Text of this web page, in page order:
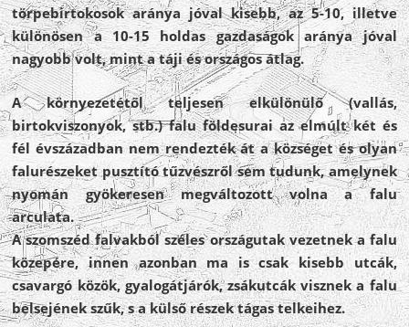
törpebirtokosok aránya jóval kisebb, az 5-10, illetve
különösen a 10-15 holdas gazdaságok aránya jóval
nagyobb volt, mint a táji és országos átlag.
A környezetétől teljesen elkülönülő (vallás,
birtokviszonyok, stb.) falu földesurai az elmúlt két és
fél évszázadban nem rendezték át a községet és olyan
falurészeket pusztító tűzvészről sem tudunk, amelynek
nyomán gyökeresen megváltozott volna a falu
arculata.
A szomszéd falvakból széles országutak vezetnek a falu
közepére, innen azonban ma is csak kisebb utcák,
csavargó közök, gyalogátjárók, zsákutcák visznek a falu
belsejének szűk, s a külső részek tágas telkeihez.